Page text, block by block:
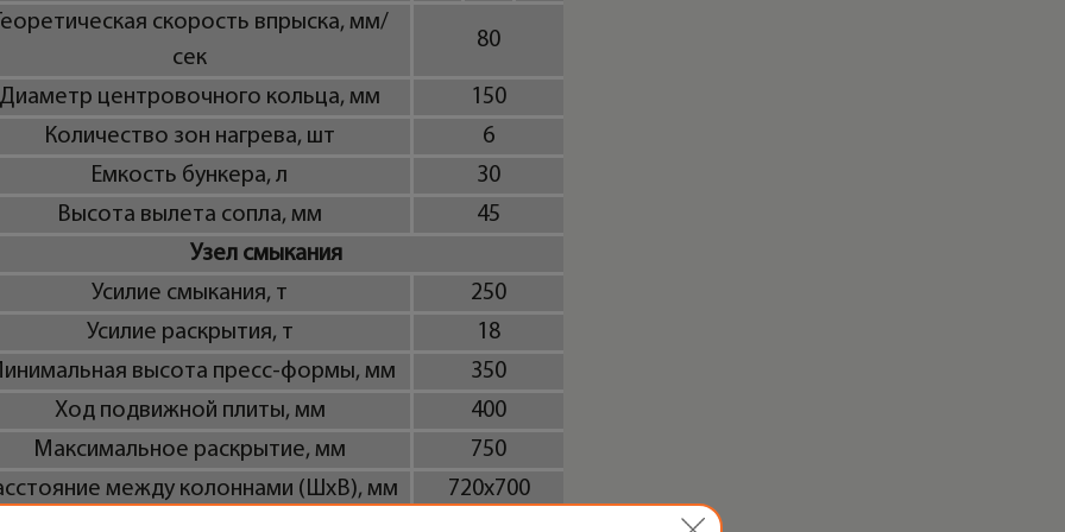
скорость впрыска, мм/
сек
80
Диаметр центровочного кольца, мм
150
Количество зон нагрева, шт
6
Емкость бункера, л
30
Высота вылета сопла, мм
45
Узел смыкания
Усилие смыкания, т
250
Усилие раскрытия, т
18
высота пресс-формы, мм
350
Ход подвижной плиты, мм
400
Максимальное раскрытие, мм
750
между колоннами (ШxВ), мм
720х700